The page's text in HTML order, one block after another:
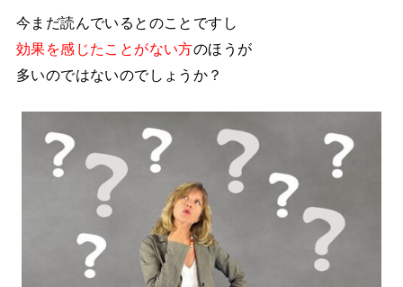
今まだ読んでいるとのことですし
効果を感じたことがない方のほうが
多いのではないのでしょうか？